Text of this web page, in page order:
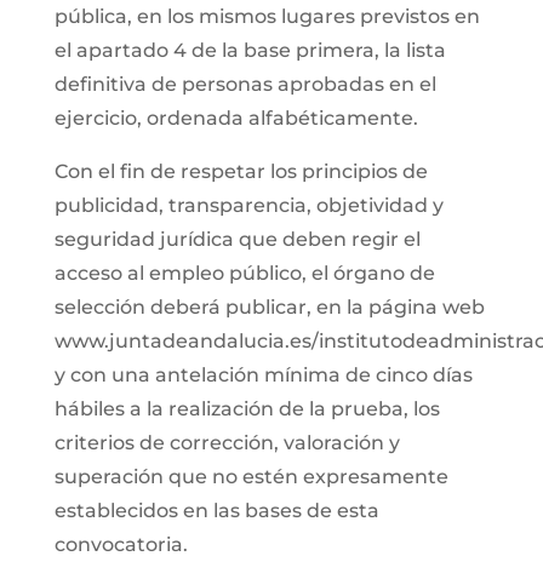
pública, en los mismos lugares previstos en
el apartado 4 de la base primera, la lista
definitiva de personas aprobadas en el
ejercicio, ordenada alfabéticamente.
Con el fin de respetar los principios de
publicidad, transparencia, objetividad y
seguridad jurídica que deben regir el
acceso al empleo público, el órgano de
selección deberá publicar, en la página web
www.juntadeandalucia.es/
y con una antelación mínima de cinco días
hábiles a la realización de la prueba, los
criterios de corrección, valoración y
superación que no estén expresamente
establecidos en las bases de esta
convocatoria.